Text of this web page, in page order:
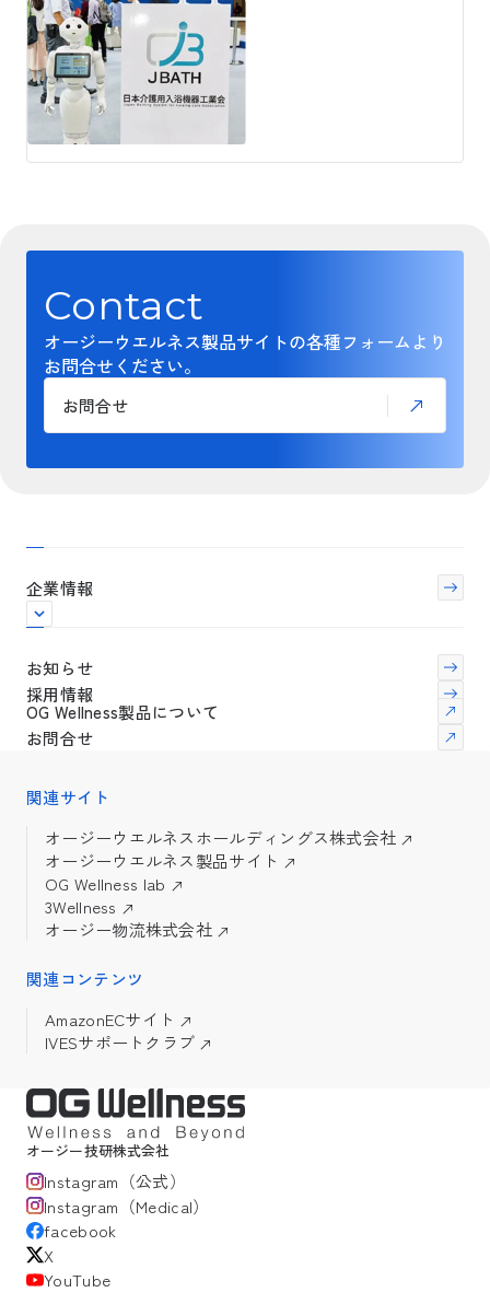
Contact
オージーウエルネス製品サイトの各種フォームより
お問合せください。
お問合せ
オージー技研株式会社
Instagram（公式）
Instagram（Medical）
facebook
X
YouTube
企業情報
お知らせ
採用情報
OG Wellness製品について
お問合せ
関連サイト
オージーウエルネスホールディングス株式会社
オージーウエルネス製品サイト
OG Wellness lab
3Wellness
オージー物流株式会社
関連コンテンツ
AmazonECサイト
IVESサポートクラブ